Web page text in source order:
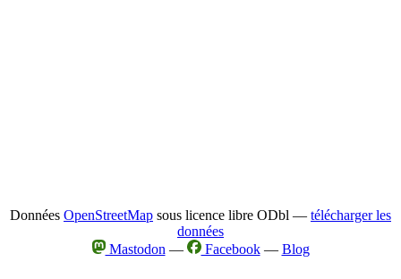
Données OpenStreetMap sous licence libre ODbl — télécharger les
données
Mastodon — Facebook— Blog